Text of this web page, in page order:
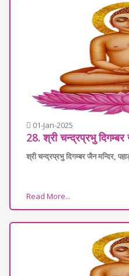
01-Jan-2025
28. श्री चन्द्रप्रभु दिगम्बर
श्री चन्द्रप्रभु दिगम्बर जैन मन्दिर,
Read More...